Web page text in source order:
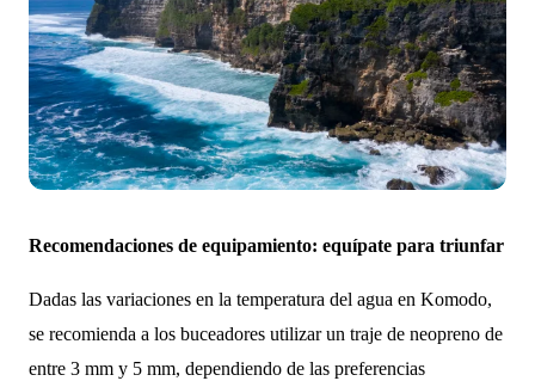
Recomendaciones de equipamiento: equípate para triunfar
Dadas las variaciones en la temperatura del agua en Komodo,
se recomienda a los buceadores utilizar un traje de neopreno de
entre 3 mm y 5 mm, dependiendo de las preferencias